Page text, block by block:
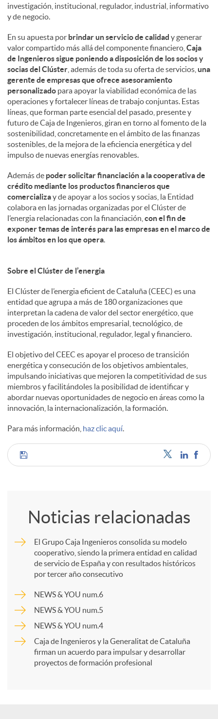
investigación, institucional, regulador, industrial, informativo
y de negocio.
En su apuesta por brindar un servicio de calidad y generar
valor compartido más allá del componente financiero, Caja
de Ingenieros sigue poniendo a disposición de los socios y
socias del Clúster , además de toda su oferta de servicios, una
gerente de empresas que ofrece asesoramiento
personalizado para apoyar la viabilidad económica de las
operaciones y fortalecer líneas de trabajo conjuntas. Estas
líneas, que forman parte esencial del pasado, presente y
futuro de Caja de Ingenieros, giran en torno al fomento de la
sostenibilidad, concretamente en el ámbito de las finanzas
sostenibles, de la mejora de la eficiencia energética y del
impulso de nuevas energías renovables.
Además de poder solicitar financiación a la cooperativa de
crédito mediante los productos financieros que
comercializay de apoyar a los socios y socias, la Entidad
colabora en las jornadas organizadas por el Clúster de
l’energia relacionadas con la financiación, con el fin de
exponer temas de interés para las empresas en el marco de
los ámbitos en los que opera.
Sobre el Clúster de l’energia
El Clúster de l’energia eficient de Cataluña (CEEC) es una
entidad que agrupa a más de 180 organizaciones que
interpretan la cadena de valor del sector energético, que
proceden de los ámbitos empresarial, tecnológico, de
investigación, institucional, regulador, legal y financiero.
El objetivo del CEEC es apoyar el proceso de transición
energética y consecución de los objetivos ambientales,
impulsando iniciativas que mejoren la competitividad de sus
miembros y facilitándoles la posibilidad de identificar y
abordar nuevas oportunidades de negocio en áreas como la
innovación, la internacionalización, la formación.
Para más información, haz clic aquí.
C
a
r
Noticias relacionadas
El Grupo Caja Ingenieros consolida su modelo
cooperativo, siendo la primera entidad en calidad
de servicio de España y con resultados históricos
por tercer año consecutivo
NEWS & YOU num.6
NEWS & YOU num.5
NEWS & YOU num.4
Caja de Ingenieros y la Generalitat de Cataluña
firman un acuerdo para impulsar y desarrollar
proyectos de formación profesional